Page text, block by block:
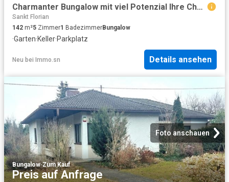
Charmanter Bungalow mit viel Potenzial Ihre Chance auf ein individuelles Zuhause
Sankt Florian
142 m²5 Zimmer1 BadezimmerBungalow
·Garten·Keller·Parkplatz
Neu bei Immo.sn Details ansehen
Foto anschauen
Bungalow·Zum Kauf
Preis auf Anfrage